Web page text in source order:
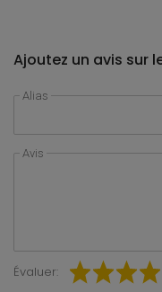
Ajoutez un avis sur
Alias
Avis
Évaluer: